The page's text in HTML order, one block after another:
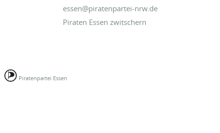
essen@piratenpartei-nrw.de
Piraten Essen zwitschern
Piratenpartei Essen